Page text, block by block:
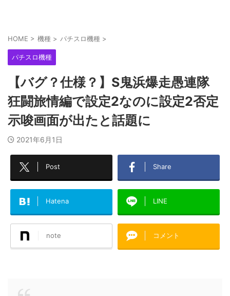
HOME > 機種 > パチスロ機種 >
パチスロ機種
【バグ？仕様？】S鬼浜爆走愚連隊
狂闘旅情編で設定2なのに設定2否定
示唆画面が出たと話題に
2021年6月1日
Post Share
Hatena LINE
note コメント